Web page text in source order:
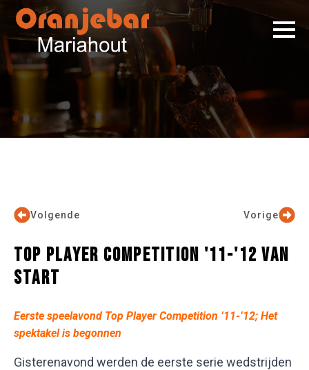
Vorige
Volgende
TOP PLAYER COMPETITION '11-'12 VAN
START
Eerste speelavond Top Player Competition ’11-’12; Het
spektakel is begonnen
Gisterenavond werden de eerste serie wedstrijden